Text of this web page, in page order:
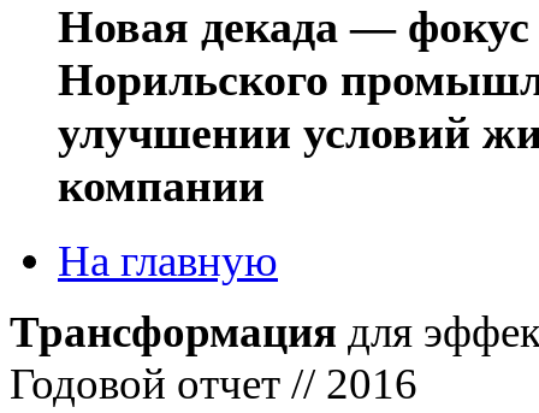
Новая декада — фокус
Норильского
улучшении условий
компании
На главную
Трансформация для
Годовой отчет // 2016